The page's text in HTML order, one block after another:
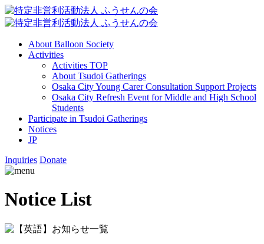
About Balloon Society
Activities
Activities TOP
About Tsudoi Gatherings
Osaka City Young Carer Consultation Support Projects
Osaka City Refresh Event for Middle and High School
Students
Participate in Tsudoi Gatherings
Notices
JP
Inquiries Donate
Notice List